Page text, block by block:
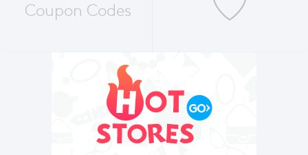
Coupon Codes